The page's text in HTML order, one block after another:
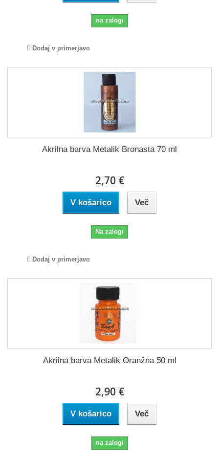
na zalogi
Dodaj v primerjavo
Akrilna barva Metalik Bronasta 70 ml
2,70 €
V košarico Več
Na zalogi
Dodaj v primerjavo
Akrilna barva Metalik Oranžna 50 ml
2,90 €
V košarico Več
na zalogi